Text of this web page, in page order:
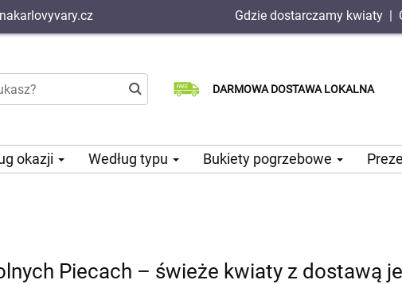
Gdzie dostarczamy kwiaty |
DARMOWA DOSTAWA LOKALNA
Dostawa tego samego dnia
Wybierz datę dostawy
okazji Według typu Bukiety pogrzebowe
Piecach – świeże kwiaty z dostawą